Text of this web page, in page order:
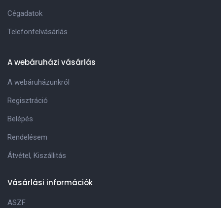
Cégadatok
Telefonfelvásárlás
A webáruházi vásárlás
A webáruházunkról
Regisztráció
Belépés
Rendelésem
Átvétel, Kiszállitás
Vásárlási információk
ASZF